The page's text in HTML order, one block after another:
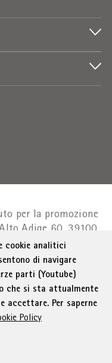
per la promozione
Adige 60, 39100
|administration-
Footergenerali
Sitemap
Cookie Policy
cookie analitici
di navigare
parti (Youtube)
che si sta attualmente
accettare. Per saperne
Policy